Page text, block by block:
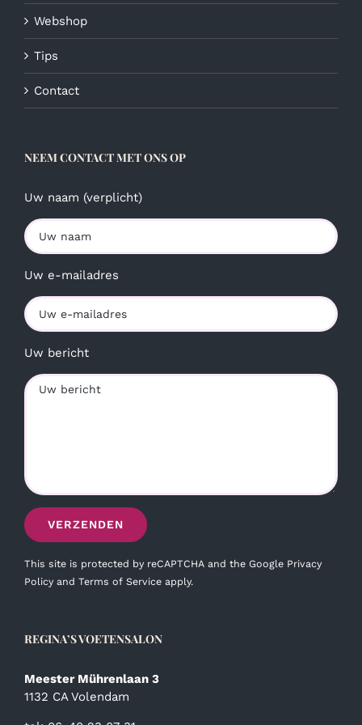
Webshop
Tips
Contact
NEEM CONTACT MET ONS OP
Uw naam (verplicht)
Uw e-mailadres
Uw bericht
This site is protected by reCAPTCHA and the Google Privacy
Policy and Terms of Service apply.
REGINA’S VOETENSALON
Meester Mührenlaan 3
1132 CA Volendam